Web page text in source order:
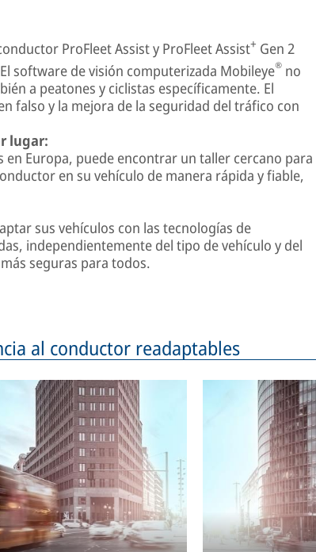
ProFleet Assist y ProFleet Assist+ Gen 2
software de visión computerizada Mobileye® no
a peatones y ciclistas específicamente. El
falso y la mejora de la seguridad del tráfico con
lugar:
en Europa, puede encontrar un taller cercano para
en su vehículo de manera rápida y fiable,
sus vehículos con las tecnologías de
independientemente del tipo de vehículo y del
seguras para todos.
al conductor readaptables